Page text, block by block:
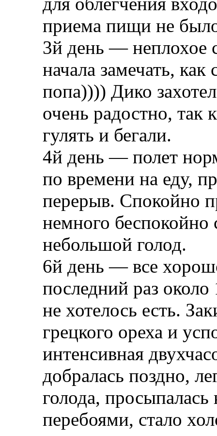
приема пищи не
3й день — неплохое
начала замечать, как
попа)))) Дико
очень радостно, так
гулять и бегали.
4й день — полет
по времени на еду,
перерыв. Спокойно
немного беспокойно
небольшой голод.
6й день — все
последний раз
не хотелось есть.
грецкого ореха и
интенсивная
добралась поздно,
голода,
перебоями, стало